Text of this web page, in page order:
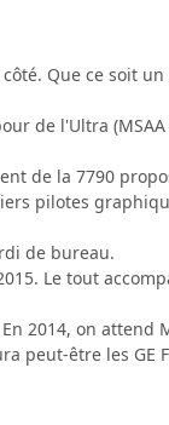
Que ce soit un
de l'Ultra
de la 7790
pilotes
de bureau.
Le tout
2014, on attend
peut-être les